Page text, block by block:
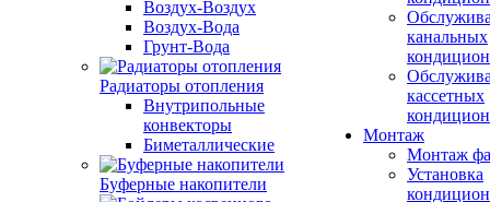
Воздух-Воздух
Воздух-Вода
Грунт-Вода
Радиаторы отопления
Внутрипольные
конвекторы
Биметаллические
Буферные накопители
канальных
кассетных
Монтаж
Монтаж
Установка